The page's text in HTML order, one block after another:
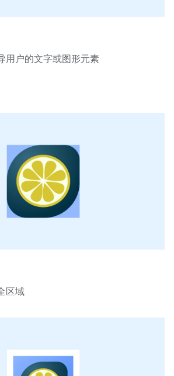
用户的文字或图形元素
区域